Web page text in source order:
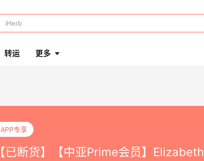
转运 更多
APP专享
【已断货】【中亚Prime会员】Elizabeth